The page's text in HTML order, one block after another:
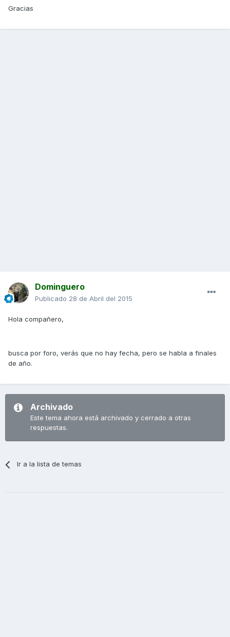
Gracias
Dominguero
Publicado 28 de Abril del 2015
Hola compañero,
busca por foro, verás que no hay fecha, pero se habla a finales
de año.
Archivado
Este tema ahora está archivado y cerrado a otras
respuestas.
Ir a la lista de temas